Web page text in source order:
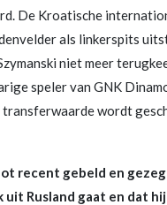
De Kroatische
als linkerspits
niet meer
speler van GNK
wordt
recent gebeld en
Rusland gaat en dat hij